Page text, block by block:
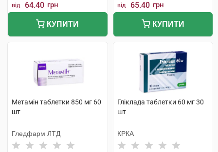
від 64.40 грн
КУПИТИ
від 65.40 грн
КУПИТИ
Метамін таблетки 850 мг 60
шт
Гледфарм ЛТД
Гліклада таблетки 60 мг 30
шт
КРКА